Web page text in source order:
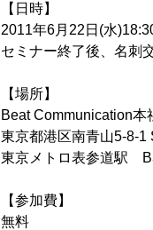
【日時】
2011年6月22日(水
セミナー終了後、名刺
【場所】
Beat Communication本
東京都港区南青山5-8-1
東京メトロ表参道駅
【参加費】
無料